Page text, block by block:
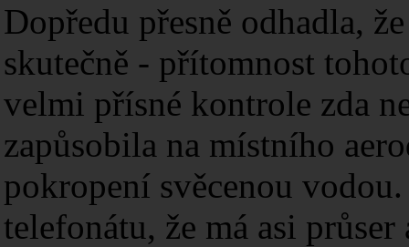
Dopředu přesně odhadla,
skutečně - přítomnost
velmi přísné kontrole zda
zapůsobila na místního
pokropení svěcenou
telefonátu, že má asi průser